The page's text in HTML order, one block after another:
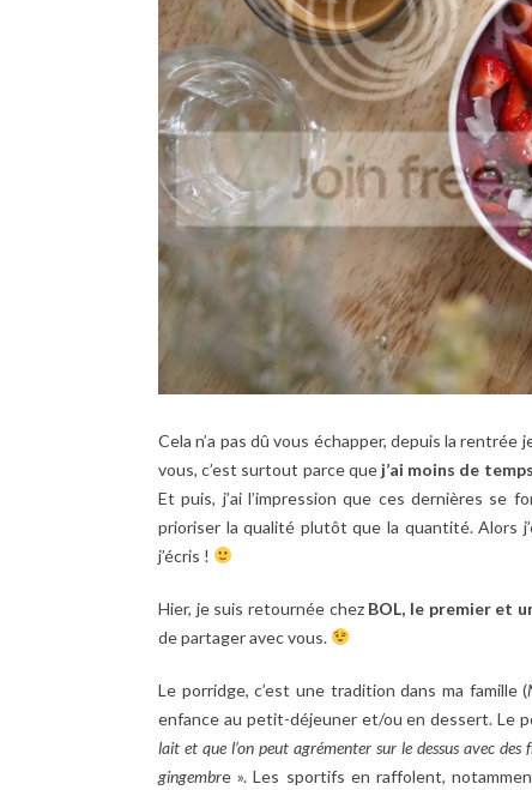
Cela n’a pas dû vous échapper, depuis la
vous, c’est surtout parce que j’ai moins de
Et puis, j’ai l’impression que ces dernières se
prioriser la qualité plutôt que la quantité. Alors
j’écris !
Hier, je suis retournée chez BOL, le premier et
de partager avec vous.
Le porridge, c’est une tradition dans ma famille (
enfance au petit-déjeuner et/ou en dessert. Le
lait et que l’on peut agrémenter sur le dessus avec
gingembre ». Les sportifs en raffolent,